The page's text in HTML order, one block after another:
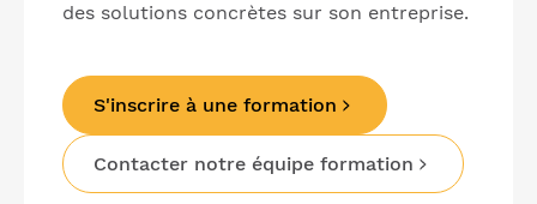
des solutions concrètes sur son entreprise.
S'inscrire à une formation
Contacter notre équipe formation